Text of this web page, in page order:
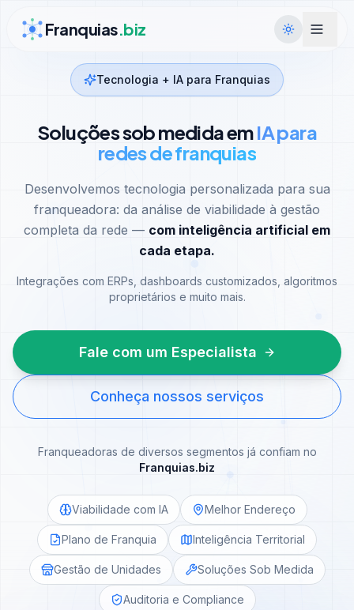
Franquias.biz
Tecnologia + IA para Franquias
Soluções sob medida emIA para
redes de franquias
Desenvolvemos tecnologia personalizada para sua
franqueadora: da análise de viabilidade à gestão
completa da rede — com inteligência artificial em
cada etapa.
Integrações com ERPs, dashboards customizados, algoritmos
proprietários e muito mais.
Fale com um Especialista
Conheça nossos serviços
Franqueadoras de diversos segmentos já confiam no
Franquias.biz
Viabilidade com IA Melhor Endereço
Plano de Franquia Inteligência Territorial
Gestão de Unidades Soluções Sob Medida
Auditoria e Compliance